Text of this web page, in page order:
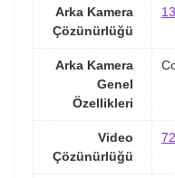
Arka Kamera
Çözünürlüğü
Arka Kamera
Genel
Özellikleri
Video
Çözünürlüğü